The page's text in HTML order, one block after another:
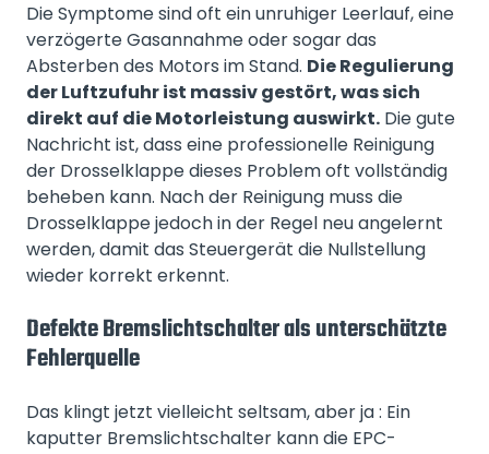
Die Symptome sind oft ein unruhiger Leerlauf, eine
verzögerte Gasannahme oder sogar das
Absterben des Motors im Stand. Die Regulierung
der Luftzufuhr ist massiv gestört, was sich
direkt auf die Motorleistung auswirkt. Die gute
Nachricht ist, dass eine professionelle Reinigung
der Drosselklappe dieses Problem oft vollständig
beheben kann. Nach der Reinigung muss die
Drosselklappe jedoch in der Regel neu angelernt
werden, damit das Steuergerät die Nullstellung
wieder korrekt erkennt.
Defekte Bremslichtschalter als unterschätzte
Fehlerquelle
Das klingt jetzt vielleicht seltsam, aber ja : Ein
kaputter Bremslichtschalter kann die EPC-